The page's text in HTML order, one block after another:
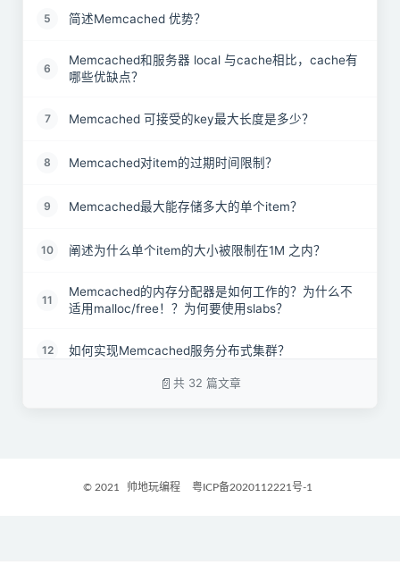
5 简述Memcached 优势？
6
Memcached和服务器 local 与cache相比，cache有
哪些优缺点？
7 Memcached 可接受的key最大长度是多少？
8 Memcached对item的过期时间限制？
9 Memcached最大能存储多大的单个item？
10 阐述为什么单个item的大小被限制在1M 之内？
11
Memcached的内存分配器是如何工作的？为什么不
适用malloc/free！？为何要使用slabs？
12 如何实现Memcached服务分布式集群？
如何合理地使用Memcache缓存？如果缓存数据量过
Memcached如何实现冗余机制
共 32 篇文章
© 2021 帅地玩编程 粤ICP备2020112221号-1